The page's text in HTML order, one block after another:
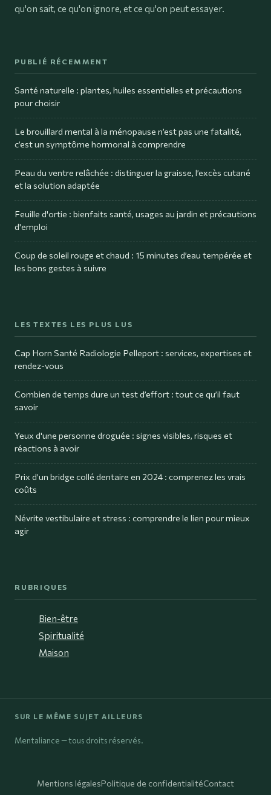
qu'on sait, ce qu'on ignore, et ce qu'on peut essayer.
PUBLIÉ RÉCEMMENT
Santé naturelle : plantes, huiles essentielles et précautions
pour choisir
Le brouillard mental à la ménopause n’est pas une fatalité,
c’est un symptôme hormonal à comprendre
Peau du ventre relâchée : distinguer la graisse, l’excès cutané
et la solution adaptée
Feuille d'ortie : bienfaits santé, usages au jardin et précautions
d'emploi
Coup de soleil rouge et chaud : 15 minutes d’eau tempérée et
les bons gestes à suivre
LES TEXTES LES PLUS LUS
Cap Horn Santé Radiologie Pelleport : services, expertises et
rendez-vous
Combien de temps dure un test d’effort : tout ce qu’il faut
savoir
Yeux d'une personne droguée : signes visibles, risques et
réactions à avoir
Prix d’un bridge collé dentaire en 2024 : comprenez les vrais
coûts
Névrite vestibulaire et stress : comprendre le lien pour mieux
agir
RUBRIQUES
Bien-être
Spiritualité
Maison
SUR LE MÊME SUJET AILLEURS
Mentaliance — tous droits réservés.
Mentions légalesPolitique de confidentialitéContact